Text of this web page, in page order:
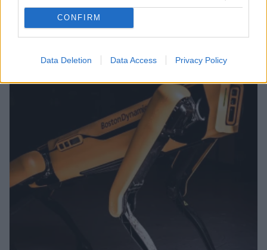
CONFIRM
Data Deletion Data Access Privacy Policy
Thema Insights